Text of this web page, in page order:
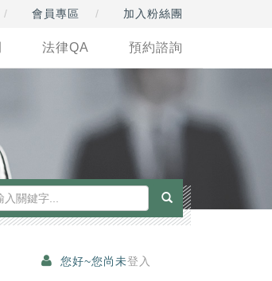
會員專區 加入粉絲團
法律QA 預約諮詢
您好~您尚未登入